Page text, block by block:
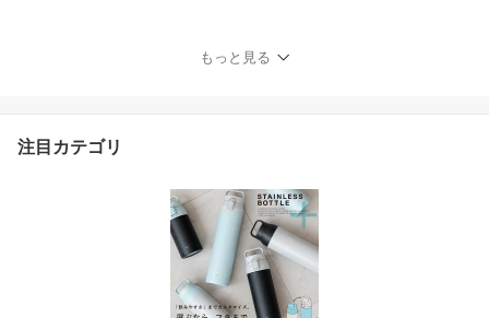
ア キャンプ 入園入学 新
生活 セラミック イエロ
もっと見る
注目カテゴリ